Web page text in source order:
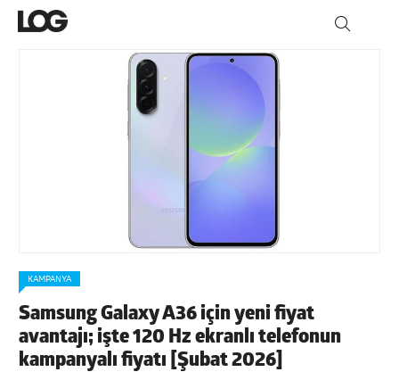
KAMPANYA
Samsung Galaxy A36 için yeni fiyat
avantajı; işte 120 Hz ekranlı telefonun
kampanyalı fiyatı [Şubat 2026]